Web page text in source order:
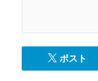
ポスト